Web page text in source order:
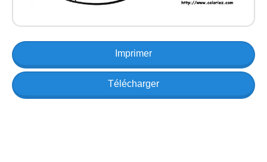
Imprimer
Télécharger